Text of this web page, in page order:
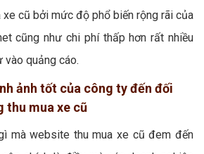
xe cũ bởi mức độ phổ biến rộng rãi của
cũng như chi phí thấp hơn rất nhiều
quảng cáo.
ảnh tốt của công ty đến đối
thu mua xe cũ
mà website thu mua xe cũ đem đến